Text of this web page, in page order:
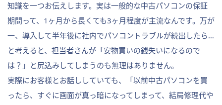
知識を一つお伝えします。実は一般的な中古パソコンの保証
期間って、1ヶ月から長くても3ヶ月程度が主流なんです。万が
一、導入して半年後に社内でパソコントラブルが続出したら…
と考えると、担当者さんが「安物買いの銭失いになるので
は？」と尻込みしてしまうのも無理はありません。
実際にお客様とお話ししていても、「以前中古パソコンを買
ったら、すぐに画面が真っ暗になってしまって、結局修理代や